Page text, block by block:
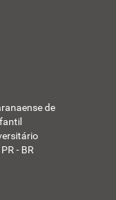
de
- BR
Diminuir
Inverter cores